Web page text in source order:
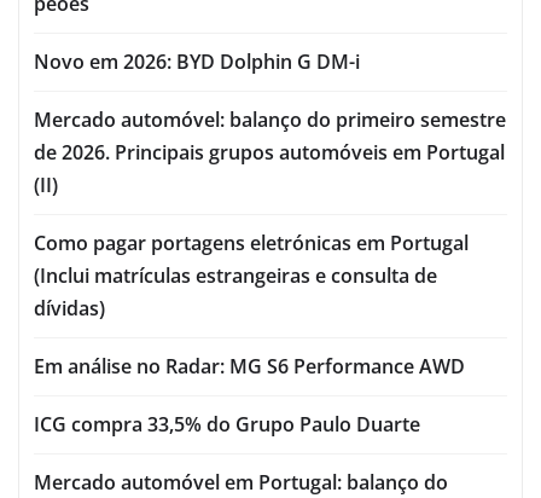
Novo em 2026: BYD Dolphin G DM-i
Mercado automóvel: balanço do primeiro semestre
de 2026. Principais grupos automóveis em Portugal
(II)
Como pagar portagens eletrónicas em Portugal
(Inclui matrículas estrangeiras e consulta de
dívidas)
Em análise no Radar: MG S6 Performance AWD
ICG compra 33,5% do Grupo Paulo Duarte
Mercado automóvel em Portugal: balanço do